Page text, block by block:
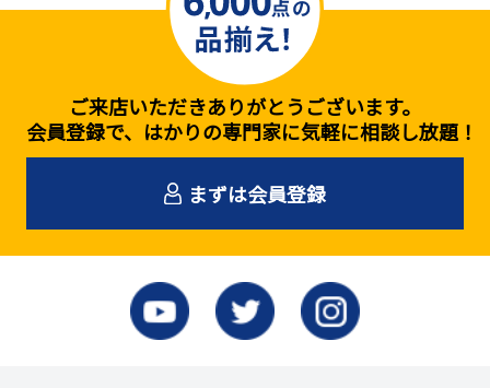
ご来店いただきありがとうございます。
会員登録で、はかりの専門家に気軽に相談し放題！
まずは会員登録